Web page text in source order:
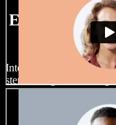
Et stort
Intet projekt behøver at
stemmer og accenter, og